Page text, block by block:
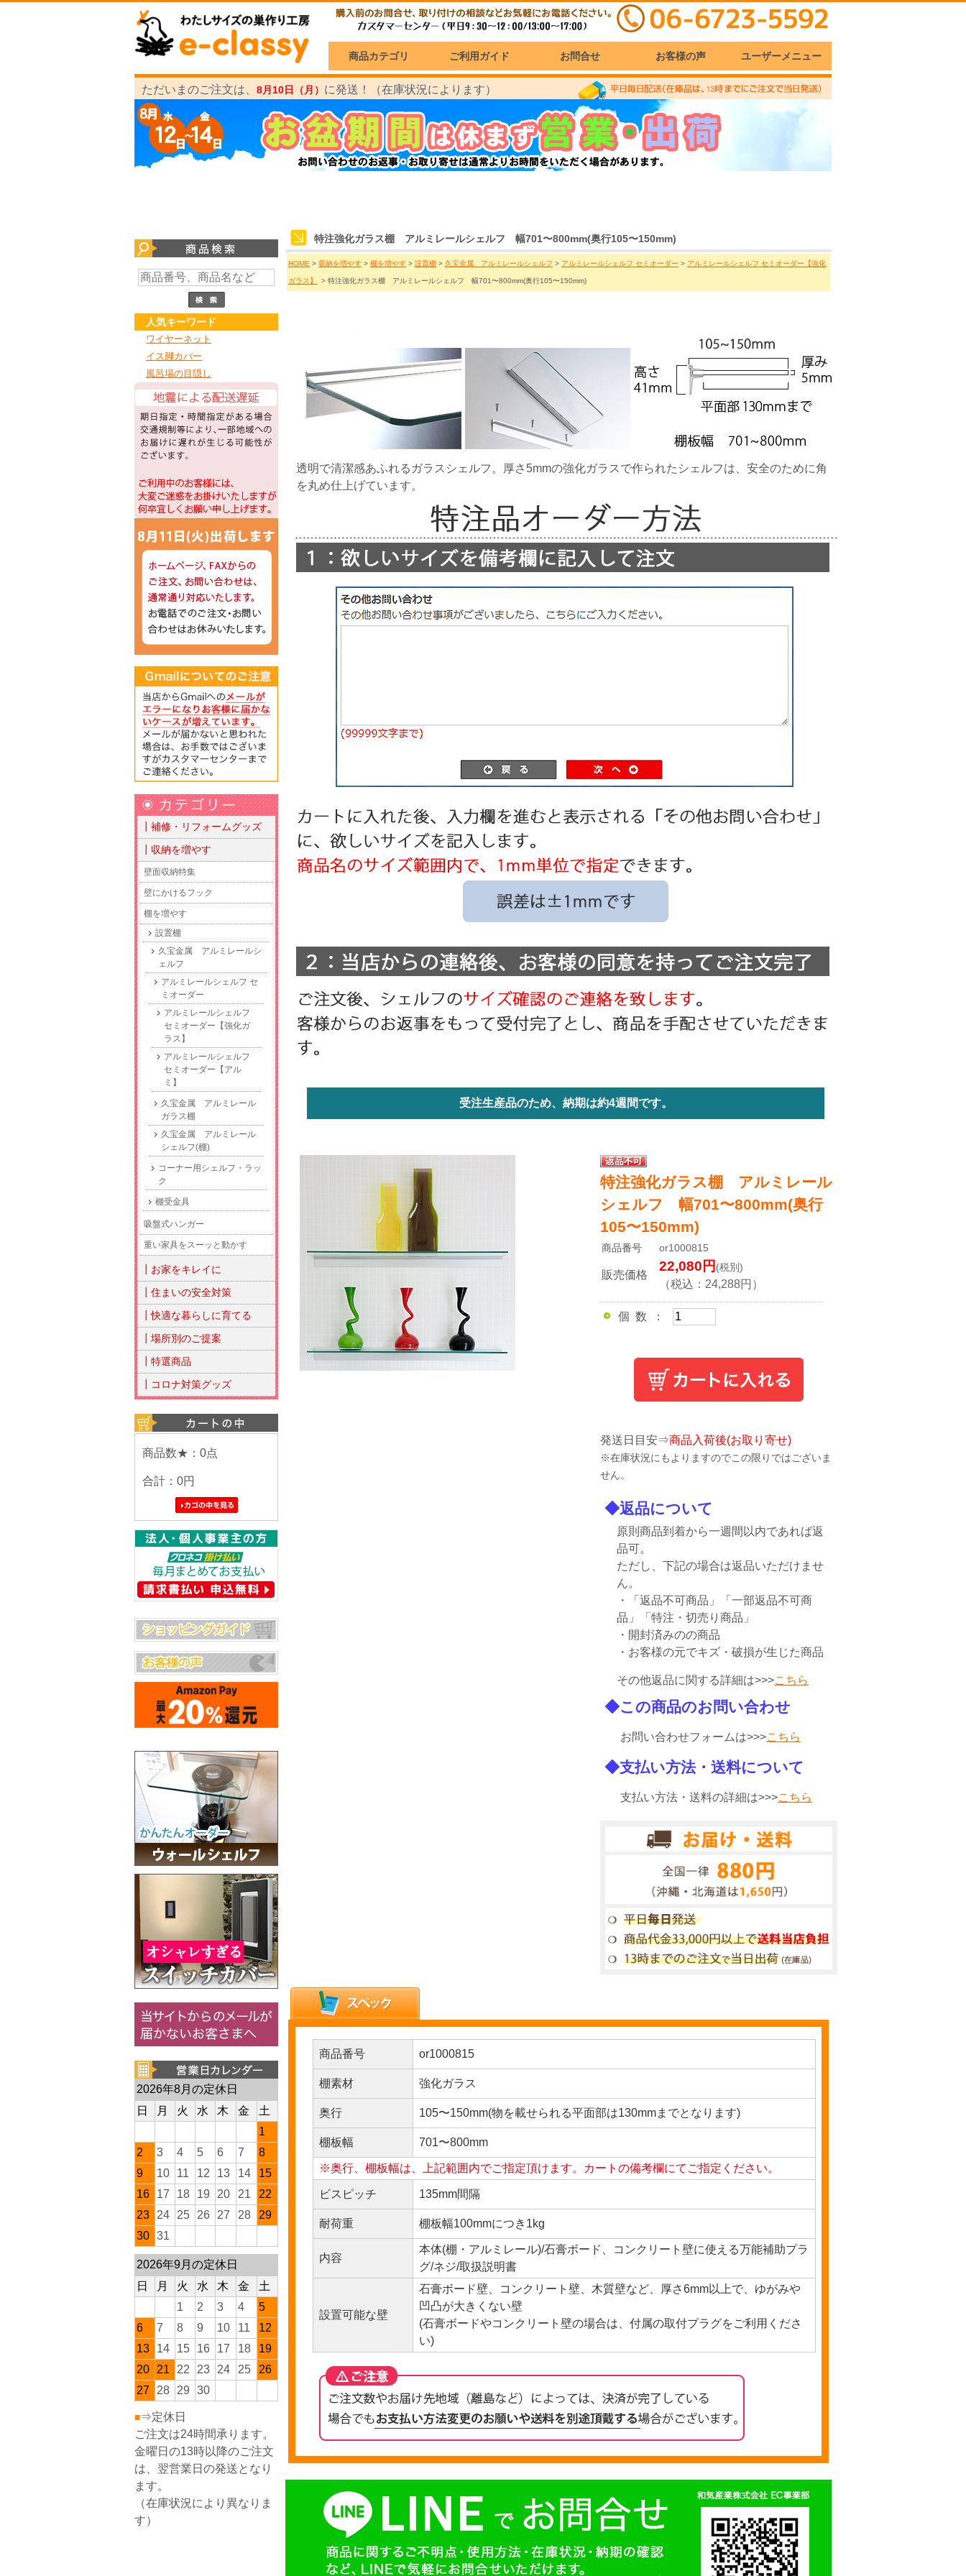
商品カテゴリ ご利用ガイド お問合せ お客様の声 ユーザーメニュー
ただいまのご注文は、 8月10日（月） に発送！（在庫状況によります）
人気キーワード
ワイヤーネット
イス脚カバー
風呂場の目隠し
┃補修・リフォームグッズ
┃収納を増やす
壁面収納特集
壁にかけるフック
棚を増やす
設置棚
久宝金属 アルミレールシ
ェルフ
アルミレールシェルフ セ
ミオーダー
アルミレールシェルフ
セミオーダー【強化ガ
ラス】
アルミレールシェルフ
セミオーダー【アル
ミ】
久宝金属 アルミレール
ガラス棚
久宝金属 アルミレール
シェルフ(棚)
コーナー用シェルフ・ラッ
ク
棚受金具
吸盤式ハンガー
重い家具をスーッと動かす
┃お家をキレイに
┃住まいの安全対策
┃快適な暮らしに育てる
┃場所別のご提案
┃特選商品
┃コロナ対策グッズ
商品数★：0点
合計： 0円
2026年8月の定休日
日
月 火 水 木 金
土
1
2
3 4 5 6 7
8
9
10 11 12 13 14
15
16
17 18 19 20 21
22
23
24 25 26 27 28
29
30 31
2026年9月の定休日
日
月 火 水 木 金
土
1
2 3 4
5
6
7 8 9 10 11
12
13
14 15 16 17 18
19
20
21 22 23 24 25
26
27
28 29 30
■⇒定休日
ご注文は24時間承ります。
金曜日の13時以降のご注文
は、翌営業日の発送となり
ます。
（在庫状況により異なりま
す）
特注強化ガラス棚 アルミレールシェルフ 幅701〜800mm(奥行105〜150mm)
HOME > 収納を増やす > 棚を増やす > 設置棚 > 久宝金属 アルミレールシェルフ > アルミレールシェルフ セミオーダー > アルミレールシェルフ セミオーダー【強化
ガラス】 > 特注強化ガラス棚 アルミレールシェルフ 幅701〜800mm(奥行105〜150mm)
透明で清潔感あふれるガラスシェルフ。厚さ5mmの強化ガラスで作られたシェルフは、安全のために角
を丸め仕上げています。
受注生産品のため、納期は約4週間です。
特注強化ガラス棚 アルミレール
シェルフ 幅701〜800mm(奥行
105〜150mm)
商品番号 or1000815
販売価格
22,080 円 (税別)
（税込： 24,288円）
個 数 ：
発送日目安⇒商品入荷後(お取り寄せ)
※在庫状況にもよりますのでこの限りではございま
せん。
◆返品について
原則商品到着から一週間以内であれば返
品可。
ただし、下記の場合は返品いただけませ
ん。
・「返品不可商品」「一部返品不可商
品」「特注・切売り商品」
・開封済みのの商品
・お客様の元でキズ・破損が生じた商品
その他返品に関する詳細は>>>こちら
◆この商品のお問い合わせ
お問い合わせフォームは>>>こちら
◆支払い方法・送料について
支払い方法・送料の詳細は>>>こちら
商品番号 or1000815
棚素材 強化ガラス
奥行 105〜150mm(物を載せられる平面部は130mmまでとなります)
棚板幅 701〜800mm
※奥行、棚板幅は、上記範囲内でご指定頂けます。カートの備考欄にてご指定ください。
ビスピッチ 135mm間隔
耐荷重 棚板幅100mmにつき1kg
内容
本体(棚・アルミレール)/石膏ボード、コンクリート壁に使える万能補助プラ
グ/ネジ/取扱説明書
設置可能な壁
石膏ボード壁、コンクリート壁、木質壁など、厚さ6mm以上で、ゆがみや
凹凸が大きくない壁
(石膏ボードやコンクリート壁の場合は、付属の取付プラグをご利用くださ
い)